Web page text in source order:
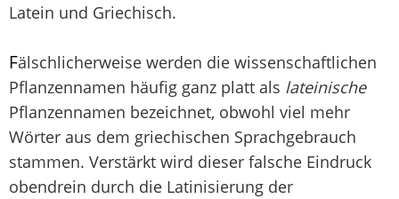
Latein und Griechisch.
Fälschlicherweise werden die wissenschaftlichen
Pflanzennamen häufig ganz platt als lateinische
Pflanzennamen bezeichnet, obwohl viel mehr
Wörter aus dem griechischen Sprachgebrauch
stammen. Verstärkt wird dieser falsche Eindruck
obendrein durch die Latinisierung der